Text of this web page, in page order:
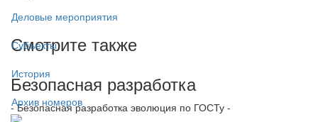
Деловые мероприятия
Субъекты
История
Архив номеров
Смотрите также
Безопасная разработка
- Безопасная разработка эволюция по ГОСТу -